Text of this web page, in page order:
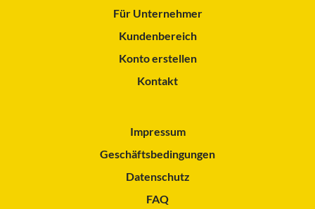
Für Unternehmer
Kundenbereich
Konto erstellen
Kontakt
Impressum
Geschäftsbedingungen
Datenschutz
FAQ